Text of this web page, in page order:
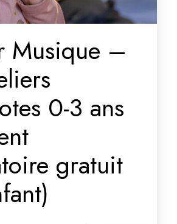
Musique –
0-3 ans
gratuit